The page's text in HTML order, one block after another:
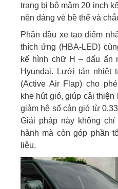
trang bị bộ mâm 20 inch
nên dáng vẻ bề thế và
Phần đầu xe tạo điểm
thích ứng (HBA-LED)
kế hình chữ H – dấu ấn
Hyundai. Lưới tản nhiệt
(Active Air Flap) cho
khe hút gió, giúp cải
giảm hệ số cản gió từ
Giải pháp này không
hành mà còn góp phần
liệu.